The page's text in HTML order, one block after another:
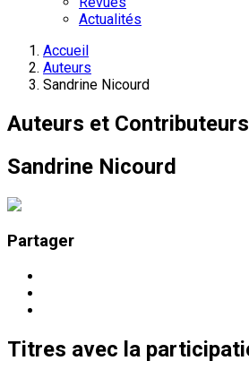
Actualités
Accueil
Auteurs
Sandrine Nicourd
Auteurs et Contributeurs
Sandrine Nicourd
Partager
Titres avec la